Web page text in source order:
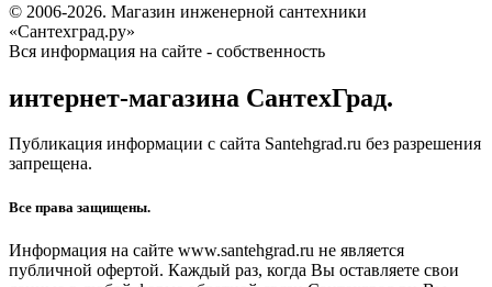
© 2006-2026. Магазин инженерной сантехники
«Сантехград.ру»
Вся информация на сайте - собственность
интернет-магазина СантехГрад.
Публикация информации с сайта Santehgrad.ru без разрешения
запрещена.
Все права защищены.
Информация на сайте www.santehgrad.ru не является
публичной офертой. Каждый раз, когда Вы оставляете свои